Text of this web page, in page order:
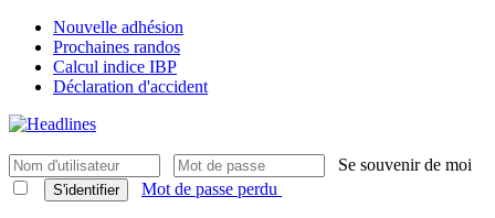
Nouvelle adhésion
Prochaines randos
Calcul indice IBP
Déclaration d'accident
Se souvenir de moi
S'identifier Mot de passe perdu